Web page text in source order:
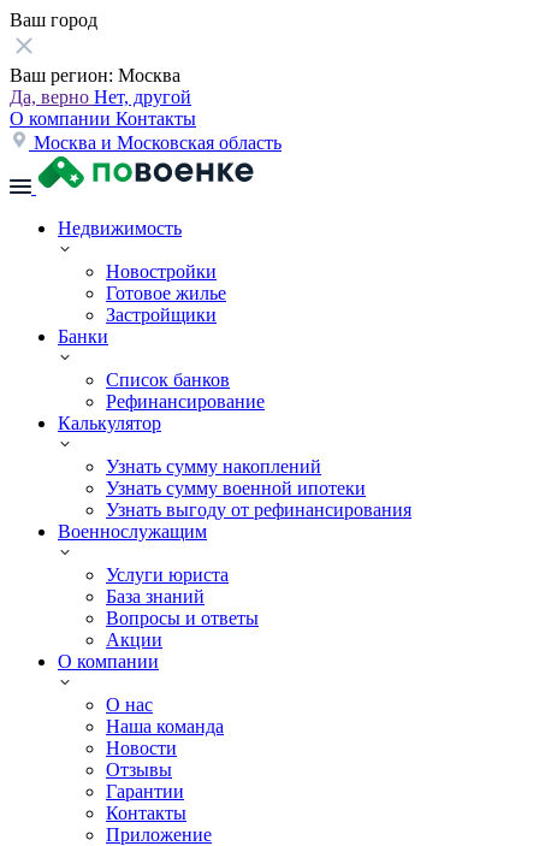
Ваш город
Ваш регион: Москва
Да, верно Нет, другой
О компании Контакты
Москва и Московская область
Недвижимость
Новостройки
Готовое жилье
Застройщики
Банки
Список банков
Рефинансирование
Калькулятор
Узнать сумму накоплений
Узнать сумму военной ипотеки
Узнать выгоду от рефинансирования
Военнослужащим
Услуги юриста
База знаний
Вопросы и ответы
Акции
О компании
О нас
Наша команда
Новости
Отзывы
Гарантии
Контакты
Приложение